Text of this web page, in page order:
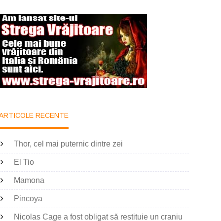
RECENTE
Thor, cel mai puternic dintre zei
El Tio
Mamona
Pincoya
Nicolas Cage a fost obligat să restituie un craniu